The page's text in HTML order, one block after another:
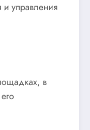
управления
в